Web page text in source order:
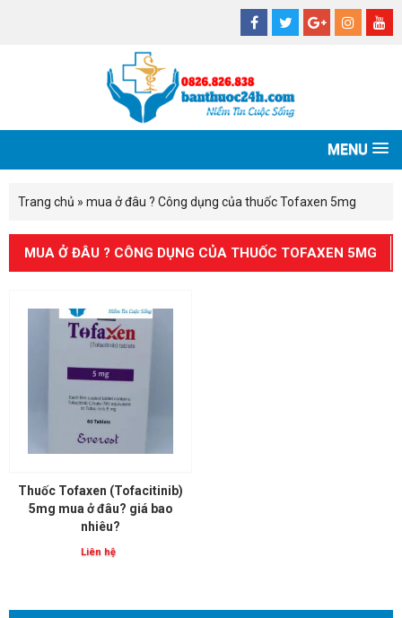
MENU
Trang chủ » mua ở đâu ? Công dụng của thuốc Tofaxen 5mg
MUA Ở ĐÂU ? CÔNG DỤNG CỦA THUỐC TOFAXEN 5MG
Thuốc Tofaxen (Tofacitinib)
5mg mua ở đâu? giá bao
nhiêu?
Liên hệ